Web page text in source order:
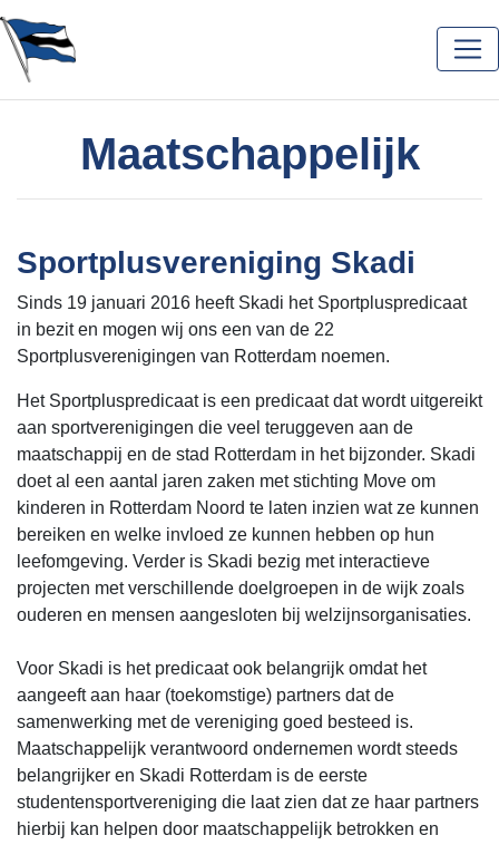
Maatschappelijk
Sportplusvereniging Skadi
Sinds 19 januari 2016 heeft Skadi het Sportpluspredicaat
in bezit en mogen wij ons een van de 22
Sportplusverenigingen van Rotterdam noemen.
Het Sportpluspredicaat is een predicaat dat wordt uitgereikt
aan sportverenigingen die veel teruggeven aan de
maatschappij en de stad Rotterdam in het bijzonder. Skadi
doet al een aantal jaren zaken met stichting Move om
kinderen in Rotterdam Noord te laten inzien wat ze kunnen
bereiken en welke invloed ze kunnen hebben op hun
leefomgeving. Verder is Skadi bezig met interactieve
projecten met verschillende doelgroepen in de wijk zoals
ouderen en mensen aangesloten bij welzijnsorganisaties.
Voor Skadi is het predicaat ook belangrijk omdat het
aangeeft aan haar (toekomstige) partners dat de
samenwerking met de vereniging goed besteed is.
Maatschappelijk verantwoord ondernemen wordt steeds
belangrijker en Skadi Rotterdam is de eerste
studentensportvereniging die laat zien dat ze haar partners
hierbij kan helpen door maatschappelijk betrokken en